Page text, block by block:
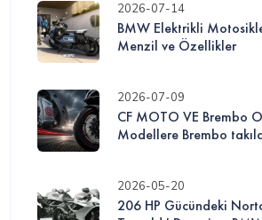
2026-07-14
BMW Elektrikli
Menzil ve Özellikler
2026-07-09
CF MOTO VE Brembo
Modellere Brembo
2026-05-20
206 HP Gücündeki